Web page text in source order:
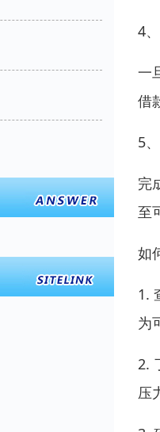
4
一
借
5
完
至
如
1.
为
2.
压